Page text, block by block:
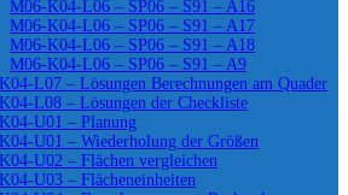
M06-K04-L06 – SP06 – S91 – A16
M06-K04-L06 – SP06 – S91 – A17
M06-K04-L06 – SP06 – S91 – A18
M06-K04-L06 – SP06 – S91 – A9
L07 – Lösungen Berechnungen am Quader
L08 – Lösungen der Checkliste
U01 – Planung
U01 – Wiederholung der Größen
U02 – Flächen vergleichen
U03 – Flächeneinheiten